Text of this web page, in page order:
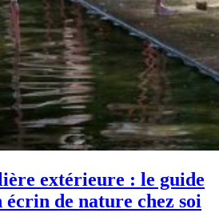
extérieure : le guide
de nature chez soi